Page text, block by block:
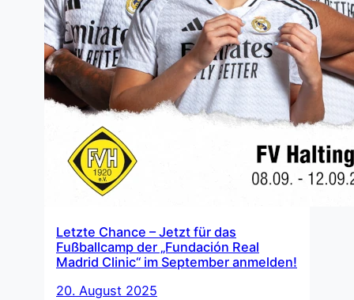
Letzte Chance – Jetzt für das
Fußballcamp der „Fundación Real
Madrid Clinic“ im September anmelden!
20. August 2025